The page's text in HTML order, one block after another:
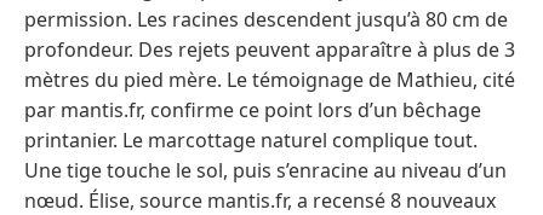
permission. Les racines descendent jusqu’à 80 cm de
profondeur. Des rejets peuvent apparaître à plus de 3
mètres du pied mère. Le témoignage de Mathieu, cité
par mantis.fr, confirme ce point lors d’un bêchage
printanier. Le marcottage naturel complique tout.
Une tige touche le sol, puis s’enracine au niveau d’un
nœud. Élise, source mantis.fr, a recensé 8 nouveaux